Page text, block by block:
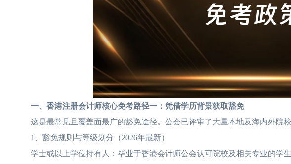
一、香港注册会计师核心免考路径一：凭借学历背景获取豁免
这是最常见且覆盖面最广的豁免途径。公会已评审了大量本地及海内外院校
1、豁免规则与等级划分（2026年最新）
学士或以上学位持有人：毕业于香港会计师公会认可院校及相关专业的学